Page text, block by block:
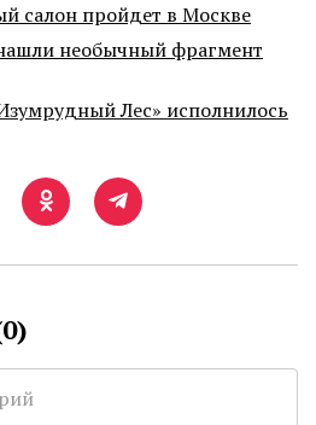
салон пройдет в Москве
необычный фрагмент
Лес» исполнилось
0)